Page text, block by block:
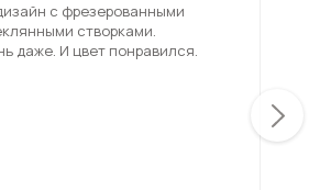
с фрезерованными
створками.
даже. И цвет понравился.